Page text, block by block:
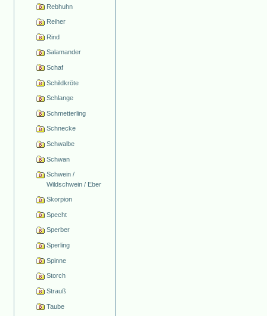
Rebhuhn
Reiher
Rind
Salamander
Schaf
Schildkröte
Schlange
Schmetterling
Schnecke
Schwalbe
Schwan
Schwein /
Wildschwein / Eber
Skorpion
Specht
Sperber
Sperling
Spinne
Storch
Strauß
Taube